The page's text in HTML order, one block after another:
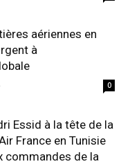
aériennes en
à
0
Essid à la tête de la
France en Tunisie
commandes de la